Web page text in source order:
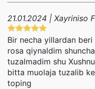
21.01.2024 | Xayriniso
Bir necha yillardan
rosa qiynaldim
tuzalmadim shu
bitta muolaja tuzalib
toping